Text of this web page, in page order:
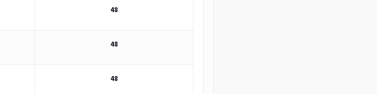
48
48
48